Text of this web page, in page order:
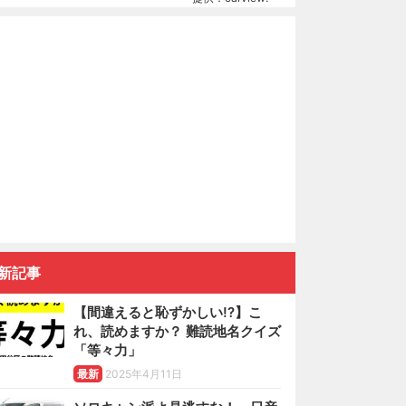
記事
【間違えると恥ずかしい!?】こ
れ、読めますか？ 難読地名クイズ
「等々力」
最新 2025年4月11日